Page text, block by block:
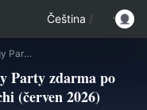
Čeština /
Jak získat Eggy mince v Eggy Party zdarma po ukončení provozu na Switchi (červen 2026)
Party zdarma po
(červen 2026)